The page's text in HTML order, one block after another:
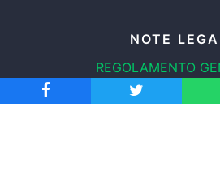
NOTE
REGOLAMENTO
PROTEZIONE
INFORMATIVA